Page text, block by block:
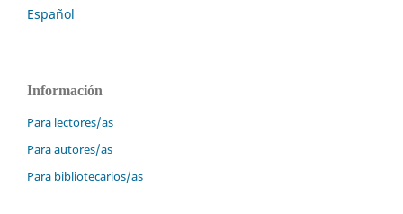
Español
Información
Para lectores/as
Para autores/as
Para bibliotecarios/as